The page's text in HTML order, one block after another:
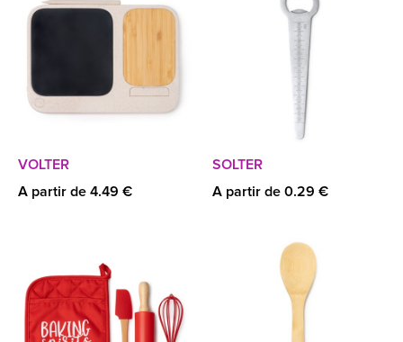
VOLTER
A partir de 4.49 €
SOLTER
A partir de 0.29 €